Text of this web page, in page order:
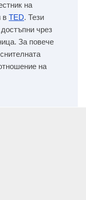
на
в TED. Тези
чрез
За повече
на
на